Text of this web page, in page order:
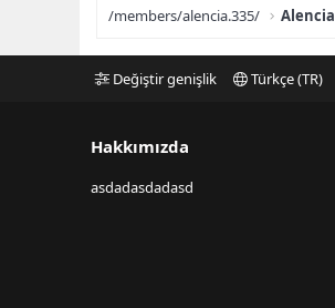
/members/alencia.335/ Alencia
Değiştir genişlik Türkçe (TR)
Hakkımızda
asdadasdadasd